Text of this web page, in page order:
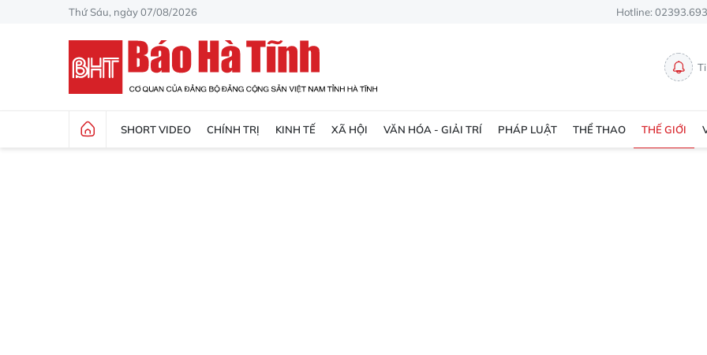
Thứ Sáu, ngày 07/08/2026 Hotline:
SHORT VIDEO CHÍNH TRỊ KINH TẾ XÃ HỘI VĂN HÓA - GIẢI TRÍ PHÁP LUẬT THỂ THAO THẾ GIỚI